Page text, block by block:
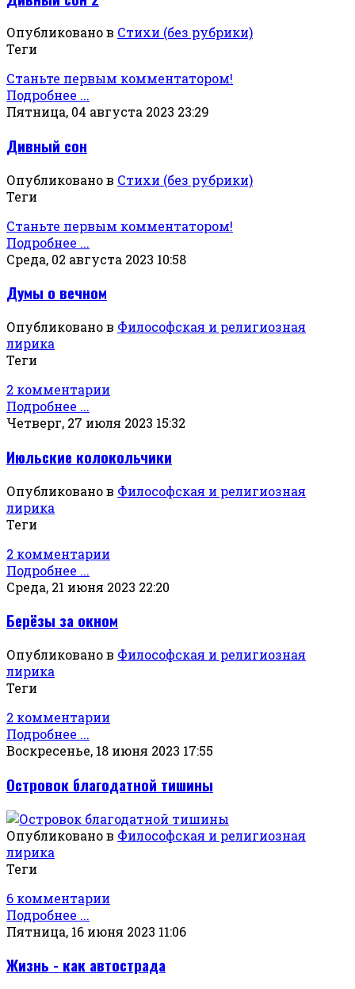
Опубликовано в Стихи (без рубрики)
Теги
Станьте первым комментатором!
Подробнее ...
Пятница, 04 августа 2023 23:29
Дивный сон
Опубликовано в Стихи (без рубрики)
Теги
Станьте первым комментатором!
Подробнее ...
Среда, 02 августа 2023 10:58
Думы о вечном
Опубликовано в Философская и религиозная
лирика
Теги
2 комментарии
Подробнее ...
Четверг, 27 июля 2023 15:32
Июльские колокольчики
Опубликовано в Философская и религиозная
лирика
Теги
2 комментарии
Подробнее ...
Среда, 21 июня 2023 22:20
Берёзы за окном
Опубликовано в Философская и религиозная
лирика
Теги
2 комментарии
Подробнее ...
Воскресенье, 18 июня 2023 17:55
Островок благодатной тишины
Опубликовано в Философская и религиозная
лирика
Теги
6 комментарии
Подробнее ...
Пятница, 16 июня 2023 11:06
Жизнь - как автострада